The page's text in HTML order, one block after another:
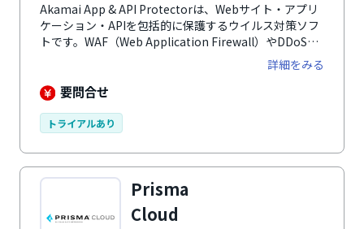
Akamai App & API Protectorは、Webサイト・アプリ
ケーション・APIを包括的に保護するウイルス対策ソフ
トです。WAF（Web Application Firewall）やDDoS防
御、ボット対策、機密情報保護などを単一プラットフォ
ームで統合。Adaptive Security Engineが脅威パターン
を学習し、ゼロデイ攻撃やCVE、API悪用など進化する
や機械学習によるセルフチューニングで、運用負荷を最
詳細をみる
要問合せ
トライアルあり
Prisma
Cloud